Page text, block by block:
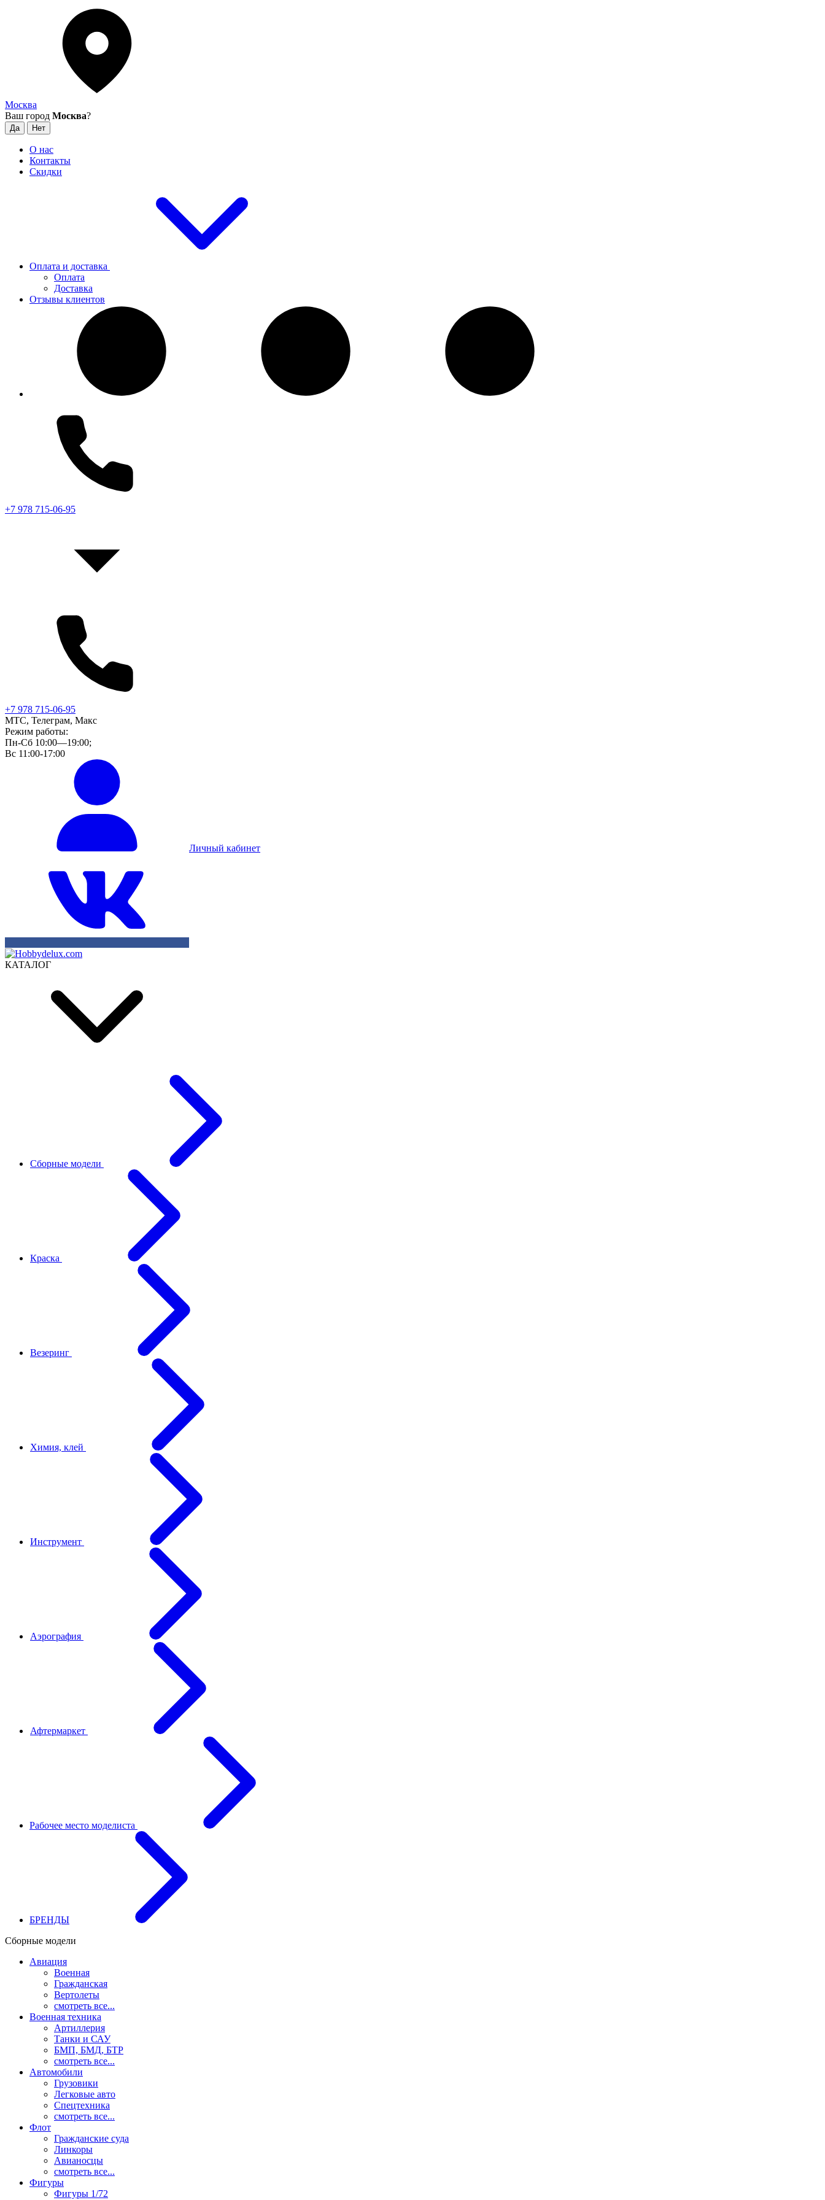
Москва
Ваш город Москва?
О нас
Контакты
Скидки
Оплата и доставка
Оплата
Доставка
Отзывы клиентов
+7 978 715-06-95
+7 978 715-06-95
МТС, Телеграм, Макс
Режим работы:
Пн-Сб 10:00—19:00;
Вс 11:00-17:00
Личный кабинет
КАТАЛОГ
Сборные модели
Краска
Везеринг
Химия, клей
Инструмент
Аэрография
Афтермаркет
Рабочее место моделиста
БРЕНДЫ
Сборные модели
Авиация
Военная
Гражданская
Вертолеты
смотреть все...
Военная техника
Артиллерия
Танки и САУ
БМП, БМД, БТР
смотреть все...
Автомобили
Грузовики
Легковые авто
Спецтехника
смотреть все...
Флот
Гражданские суда
Линкоры
Авианосцы
смотреть все...
Фигуры
Фигуры 1/72